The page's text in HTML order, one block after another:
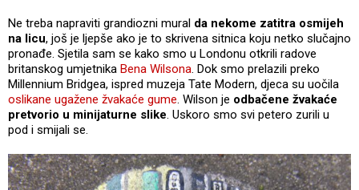
Ne treba napraviti grandiozni mural da nekome zatitra osmijeh
na licu, još je ljepše ako je to skrivena sitnica koju netko slučajno
pronađe. Sjetila sam se kako smo u Londonu otkrili radove
britanskog umjetnika Bena Wilsona. Dok smo prelazili preko
Millennium Bridgea, ispred muzeja Tate Modern, djeca su uočila
oslikane ugažene žvakaće gume. Wilson je odbačene žvakaće
pretvorio u minijaturne slike. Uskoro smo svi petero zurili u
pod i smijali se.